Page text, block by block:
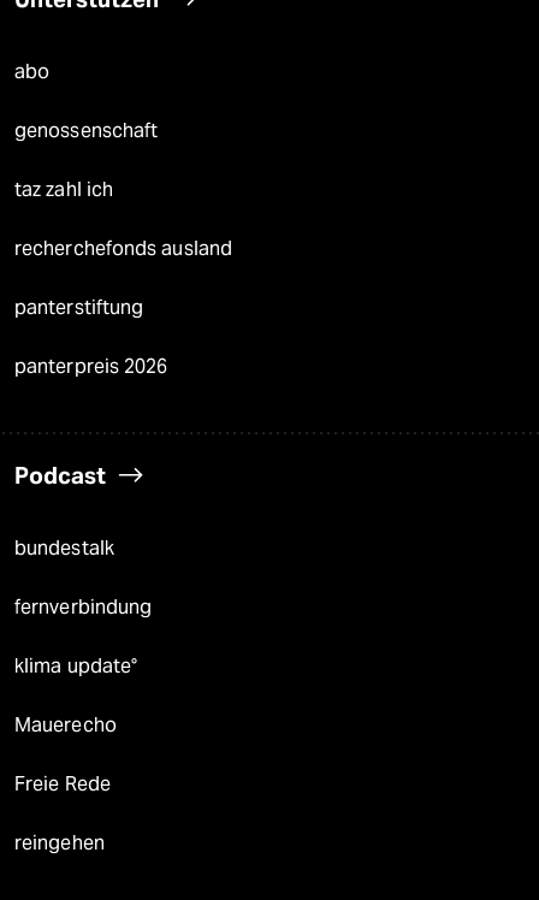
abo
genossenschaft
taz zahl ich
recherchefonds ausland
panterstiftung
panterpreis 2026
Podcast
bundestalk
fernverbindung
klima update°
Mauerecho
Freie Rede
reingehen